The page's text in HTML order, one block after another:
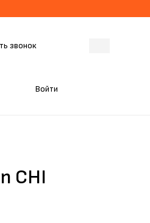
звонок
Войти
CHI